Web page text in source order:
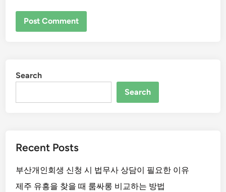
Search
Search
Recent Posts
부산개인회생 신청 시 법무사 상담이 필요한 이유
제주 유흥을 찾을 때 룸싸롱 비교하는 방법